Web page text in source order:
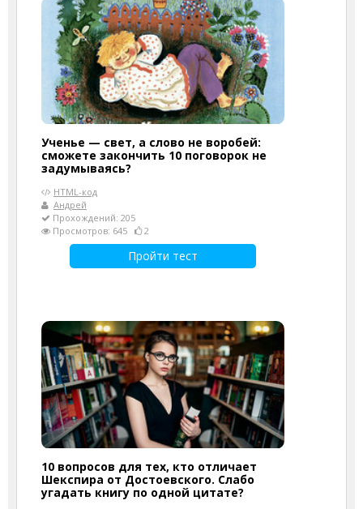
Ученье — свет, а слово не воробей:
сможете закончить 10 поговорок не
задумываясь?
HTML-код
Андрей
Прохождений: 205
Просмотров: 645
2
Пройти тест
10 вопросов для тех, кто отличает
Шекспира от Достоевского. Слабо
угадать книгу по одной цитате?